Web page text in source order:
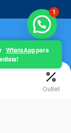
WhatsApppara
Outlet
1